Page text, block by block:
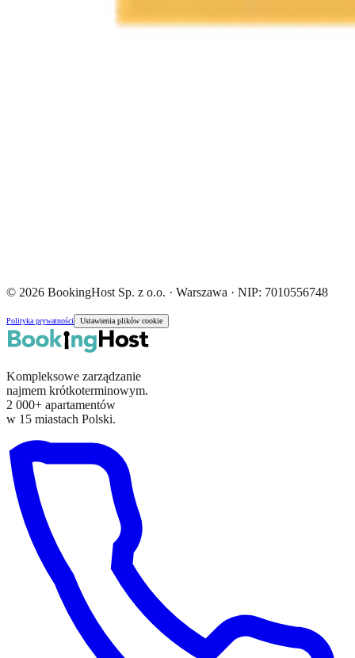
© 2026 BookingHost Sp. z o.o. · Warszawa · NIP: 7010556748
Polityka prywatności Ustawienia plików cookie
Kompleksowe zarządzanie
najmem krótkoterminowym.
2 000+ apartamentów
w 15 miastach Polski.